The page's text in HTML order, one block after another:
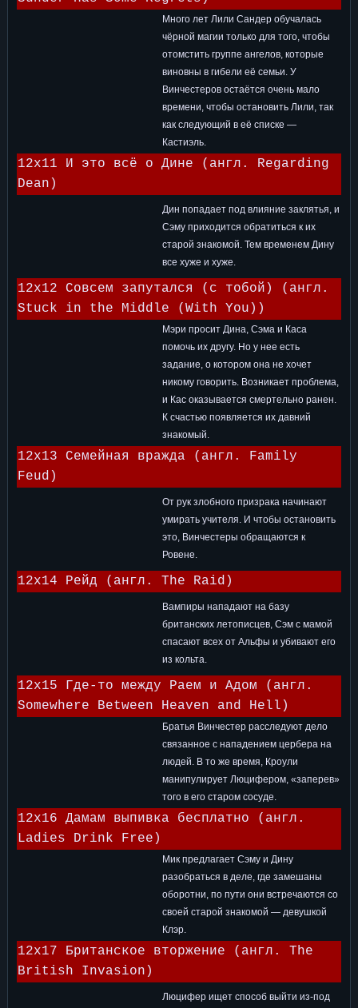
Много лет Лили Сандер обучалась
чёрной магии только для того, чтобы
отомстить группе ангелов, которые
виновны в гибели её семьи. У
Винчестеров остаётся очень мало
времени, чтобы остановить Лили, так
как следующий в её списке —
Кастиэль.
12x11 И это всё о Дине (англ. Regarding
Dean)
Дин попадает под влияние заклятья, и
Сэму приходится обратиться к их
старой знакомой. Тем временем Дину
все хуже и хуже.
12x12 Совсем запутался (с тобой) (англ.
Stuck in the Middle (With You))
Мэри просит Дина, Сэма и Каса
помочь их другу. Но у нее есть
задание, о котором она не хочет
никому говорить. Возникает проблема,
и Кас оказывается смертельно ранен.
К счастью появляется их давний
знакомый.
12x13 Семейная вражда (англ. Family
Feud)
От рук злобного призрака начинают
умирать учителя. И чтобы остановить
это, Винчестеры обращаются к
Ровене.
12x14 Рейд (англ. The Raid)
Вампиры нападают на базу
британских летописцев, Сэм с мамой
спасают всех от Альфы и убивают его
из кольта.
12x15 Где-то между Раем и Адом (англ.
Somewhere Between Heaven and Hell)
Братья Винчестер расследуют дело
связанное с нападением цербера на
людей. В то же время, Кроули
манипулирует Люцифером, «заперев»
того в его старом сосуде.
12x16 Дамам выпивка бесплатно (англ.
Ladies Drink Free)
Мик предлагает Сэму и Дину
разобраться в деле, где замешаны
оборотни, по пути они встречаются со
своей старой знакомой — девушкой
Клэр.
12x17 Британское вторжение (англ. The
British Invasion)
Люцифер ищет способ выйти из-под